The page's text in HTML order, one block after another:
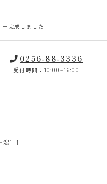
ー完成しました
1-1
0256-88-3336
受付時間：10:00~16:00